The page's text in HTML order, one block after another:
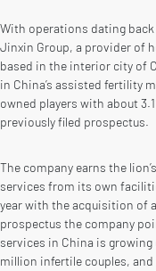
With operations dating
Jinxin Group, a provider of
based in the interior city of
in China’s assisted fertility
owned players with about
previously filed prospectus.
The company earns the
services from its own
year with the acquisition of
prospectus the company
services in China is growing
million infertile couples,